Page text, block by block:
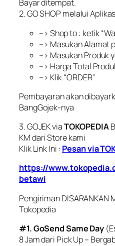
Bayar ditempat.
2. GO SHOP melalui
–> Shop to : ketik
–> Masukan Alamat
–> Masukan Produk
–> Harga Total
–> Klik “ORDER”
Pembayaran akan
BangGojek-nya
3. GOJEK viaTOKOPEDIA
KM dari Store kami
Klik Link Ini : Pesan via
https://
betawi
Pengiriman DISARANKAN
Tokopedia
#1. GoSend Same Day
8 Jam dari Pick Up –